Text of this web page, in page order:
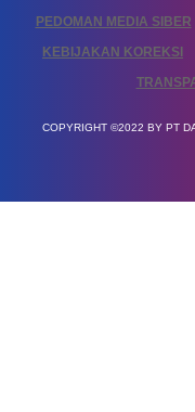
PEDOMAN MEDIA SIBER
KEBIJAKAN KOREKSI
COPYRIGHT ©2022 BY PT